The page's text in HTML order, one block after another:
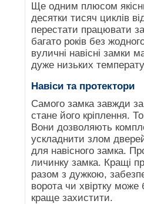
Ще одним плюсом
десятки тисяч циклів
перестати працювати
багато років без
вуличні навісні замки
дуже низьких
Навіси та протектори
Самого замка завжди
стане його кріплення.
Вони дозволяють
ускладнити злом
для навісного замка.
личинку замка. Кращі
разом з дужкою,
ворота чи хвіртку може
краще захистити.